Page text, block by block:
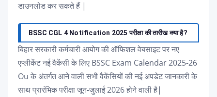
डाउनलोड कर सकते हैं |
BSSC CGL 4 Notification 2025 परीक्षा की तारीख क्या है?
बिहार सरकारी कर्मचारी आयोग की ऑफिशल वेबसाइट पर नए
एप्लीकेंट नई वैकेंसी के लिए BSSC Exam Calendar 2025-26
Ou के अंतर्गत आने वाली सभी वैकेंसियों की नई अपडेट जानकारी के
साथ प्रारंभिक परीक्षा जून-जुलाई 2026 होने वाली है|